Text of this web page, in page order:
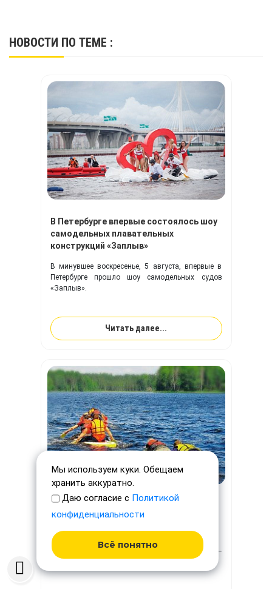
НОВОСТИ ПО ТЕМЕ :
В Петербурге впервые состоялось шоу
самодельных плавательных
конструкций «Заплыв»
В минувшее воскресенье, 5 августа, впервые в
Петербурге прошло шоу самодельных судов
«Заплыв».
Читать далее...
29 июля состоялся семейный
фестиваль приключений "Наследие" с
TimeTrial!
29 июля состоялось масштабное мероприятие –
Мы используем куки. Обещаем
хранить аккуратно.
Даю согласие с Политикой
конфиденциальности
Всё понятно